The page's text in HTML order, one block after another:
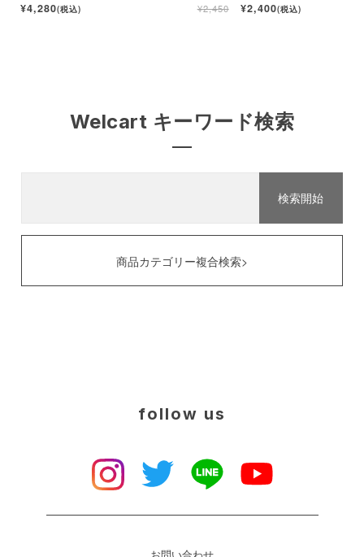
¥4,280(税込) ¥2,450 ¥2,400(税込)
Welcart キーワード検索
商品カテゴリー複合検索>
follow us